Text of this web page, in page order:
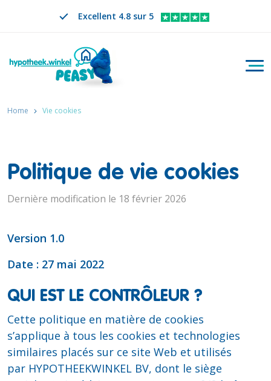
Excellent 4.8 sur 5
Rechercher
CHANGER DE LANGUE. LA LANGUE
FR
Home Vie cookies
Politique de vie cookies
Dernière modification le 18 février 2026
Version 1.0
Date : 27 mai 2022
QUI EST LE CONTRÔLEUR ?
Cette politique en matière de cookies
s’applique à tous les cookies et technologies
similaires placés sur ce site Web et utilisés
par HYPOTHEEKWINKEL BV, dont le siège